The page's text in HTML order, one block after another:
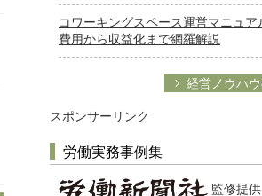
コワーキングスペース運営マニュア
費用から収益化まで網羅解説
経営ノウハ
スポンサーリンク
労働実務事例集
監修提供